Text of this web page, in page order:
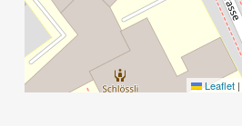
Leaflet |